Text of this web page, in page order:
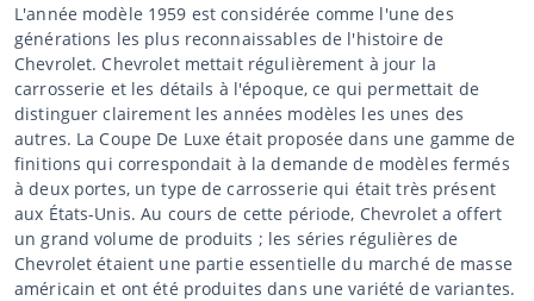
L'année modèle 1959 est considérée comme l'une des
générations les plus reconnaissables de l'histoire de
Chevrolet. Chevrolet mettait régulièrement à jour la
carrosserie et les détails à l'époque, ce qui permettait de
distinguer clairement les années modèles les unes des
autres. La Coupe De Luxe était proposée dans une gamme de
finitions qui correspondait à la demande de modèles fermés
à deux portes, un type de carrosserie qui était très présent
aux États-Unis. Au cours de cette période, Chevrolet a offert
un grand volume de produits ; les séries régulières de
Chevrolet étaient une partie essentielle du marché de masse
américain et ont été produites dans une variété de variantes.